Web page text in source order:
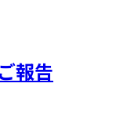
報告